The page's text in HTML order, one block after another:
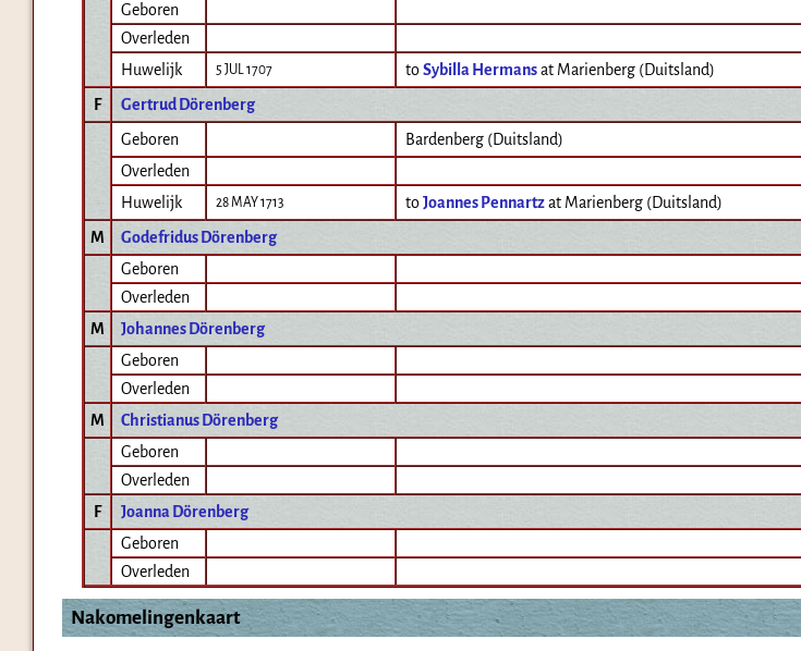
Geboren
Overleden
Huwelijk
5 JUL 1707 toSybilla Hermansat Marienberg (Duitsland)
F
Gertrud Dörenberg
Geboren
Bardenberg (Duitsland)
Overleden
Huwelijk
28 MAY 1713 toJoannes Pennartzat Marienberg (Duitsland)
M
Godefridus Dörenberg
Geboren
Overleden
M
Johannes Dörenberg
Geboren
Overleden
M
Christianus Dörenberg
Geboren
Overleden
F
Joanna Dörenberg
Geboren
Overleden
Nakomelingenkaart